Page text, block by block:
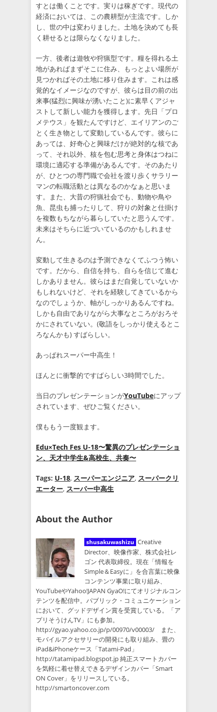
すとは働くことです。実りは稼ぎです。現代の
経済においては、この農耕型が主流です。しか
し、世の中は変わりました。土地を決めても長
く耕せるとは限らなくなりました。
一方、後者は遊牧や狩猟型です。糧を得れる土
地があればまずそこに住み、もっとよい場所が
見つかればその土地に移り住みます。これは感
覚的なイメージなのですが、彼らは目の前の出
来事(猛烈に興味が湧いたこと)に素早くアジャ
ストして新しい能力を獲得します。先日「プロ
メテウス」を観たんですけど、エイリアンのご
とく生き物として変動しているんです。彼らに
あっては、好奇心と興味だけが絶対的な核であ
って、それ以外、核を包む思考と身体はつねに
環境に適応する準備があるんです。そのあたり
が、ひとつの専門職で会社を渡り歩くサラリー
マンの転職活動とは異なるのかなぁと思いま
す。また、大昔の狩猟社会でも、動物や鳥や
魚、昆虫も捕ったりして、狩りの対象と仕掛け
を複数もちながら暮らしていたと思うんです。
未来はそちらに近づいているのかもしれませ
ん。
変動して生きるのは予測できなくてふつう怖い
です。だから、自信を持ち、自らを信じて進む
しかありません。彼らはまだ自覚していないか
もしれないけど、それを経験してきているから
なのでしょうか、軸がしっかりあるんですね。
しかも自由でありながら大事なところがおろそ
かにされていない。(敬語をしっかり使えるとこ
ろなんかも) すばらしい。
あっぱれスーパー中高生！
ほんとに衝撃的ですばらしい3時間でした。
当日のプレゼンテーションがYouTubeにアップ
されています、ぜひご覧ください。
僕ももう一度観ます。
Edu×Tech Fes U-18〜驚異のプレゼンテーショ
ン、天才中学生&高校生、共奏〜
Tags: U-18, スーパーエンジニア, スーパークリ
エーター, スーパー中高生
About the Author
shusakuwashizu Creative
Director、映像作家、株式会社レ
ゴン 代表取締役。現在「情報を
Simple＆Easyに」を合言葉に映像
コンテンツ事業に取り組み、
YouTubeやYahoo!JAPAN GyaO!にてオリジナルコン
テンツを配信中。パブリック・コミュニケーション
において、グッドデザイン賞を受賞している。「ア
プリそうけんTV」にも参加。
http://gyao.yahoo.co.jp/p/00970/v00003/ また、
モバイルアクセサリーの開発にも取り組み、畳の
iPad&iPhoneケース「Tatami-Pad」
http://tatamipad.blogspot.jp 純正スマートカバー
を気軽に着せ替えできるデザインカバー「Smart
ON Cover」をリリースしている。
http://smartoncover.com